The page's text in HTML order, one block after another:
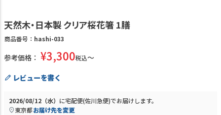
天然木・日本製 クリア桜花箸 1膳
商品番号 hashi-033
参考価格： ¥3,300税込
レビューを書く
2026/08/12（水） に宅配便(佐川急便)でお届けします。
東京都お届け先を変更